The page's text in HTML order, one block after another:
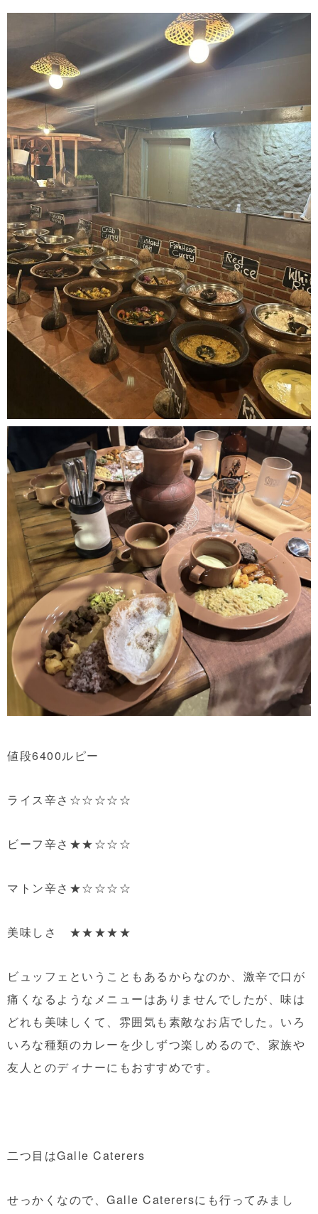
値段6400ルピー
ライス辛さ☆☆☆☆☆
ビーフ辛さ★★☆☆☆
マトン辛さ★☆☆☆☆
美味しさ ★★★★★
ビュッフェということもあるからなのか、激辛で口が
痛くなるようなメニューはありませんでしたが、味は
どれも美味しくて、雰囲気も素敵なお店でした。いろ
いろな種類のカレーを少しずつ楽しめるので、家族や
友人とのディナーにもおすすめです。
二つ目はGalle Caterers
せっかくなので、Galle Caterersにも行ってみまし